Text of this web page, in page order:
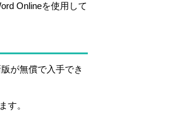
Onlineを使用して
が無償で入手でき
す。